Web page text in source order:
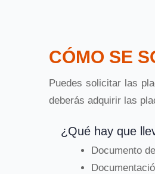
CÓMO SE
Puedes solicitar las
deberás adquirir las
¿Qué hay que
Documento